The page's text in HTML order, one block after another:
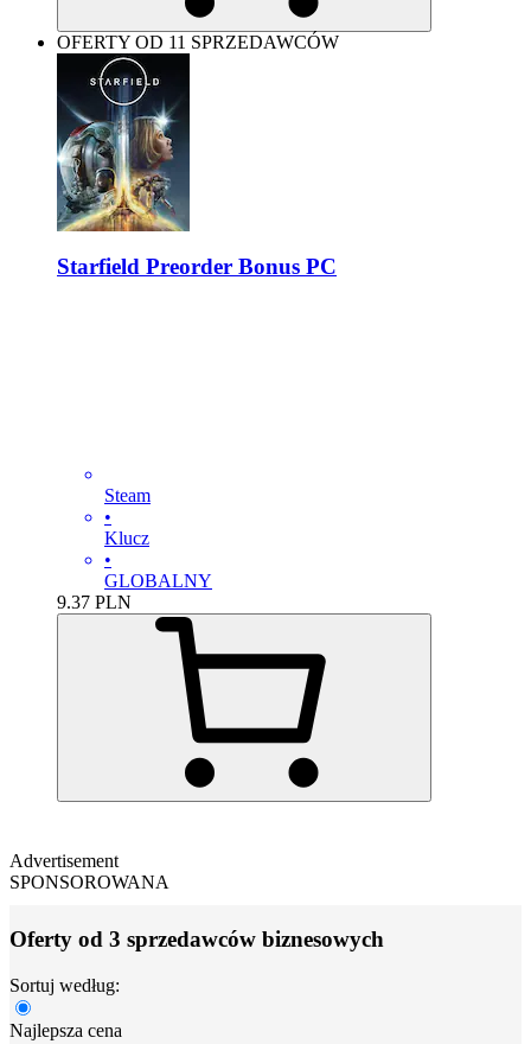
OFERTY OD 11 SPRZEDAWCÓW
Starfield Preorder Bonus PC
Steam
•
Klucz
•
GLOBALNY
9.37 PLN
Advertisement
SPONSOROWANA
Oferty od 3 sprzedawców biznesowych
Sortuj według:
Najlepsza cena